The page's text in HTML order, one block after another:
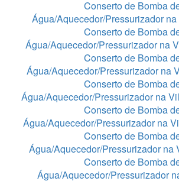
Conserto de Bomba
Água/Aquecedor/Pressurizador
Conserto de Bomba
Água/Aquecedor/Pressurizador na
Conserto de Bomba
Água/Aquecedor/Pressurizador na
Conserto de Bomba
Água/Aquecedor/Pressurizador na
Conserto de Bomba
Água/Aquecedor/Pressurizador na
Conserto de Bomba
Água/Aquecedor/Pressurizador na
Conserto de Bomba
Água/Aquecedor/Pressurizador